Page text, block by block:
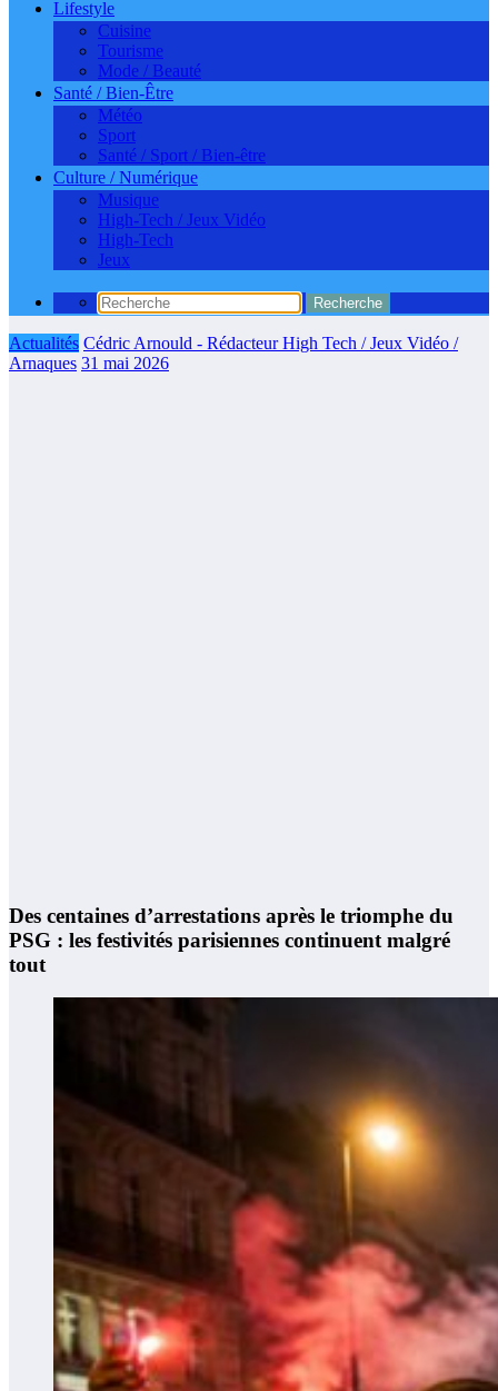
Lifestyle
Cuisine
Tourisme
Mode / Beauté
Santé / Bien-Être
Météo
Sport
Santé / Sport / Bien-être
Culture / Numérique
Musique
High-Tech / Jeux Vidéo
High-Tech
Jeux
Actualités Cédric Arnould - Rédacteur High Tech / Jeux Vidéo /
Arnaques 31 mai 2026
Des centaines d’arrestations après le triomphe du
PSG : les festivités parisiennes continuent malgré
tout